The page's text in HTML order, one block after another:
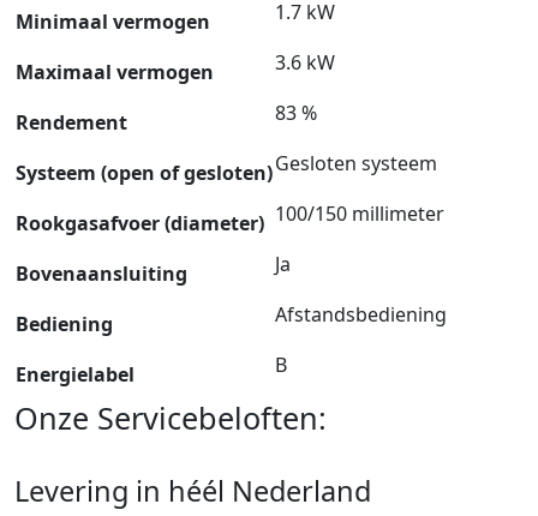
Minimaal vermogen 1.7 kW
Maximaal vermogen 3.6 kW
Rendement 83 %
Systeem (open of gesloten)Gesloten systeem
Rookgasafvoer (diameter) 100/150 millimeter
Bovenaansluiting Ja
Bediening Afstandsbediening
Energielabel B
Onze Servicebeloften:
Levering in héél Nederland